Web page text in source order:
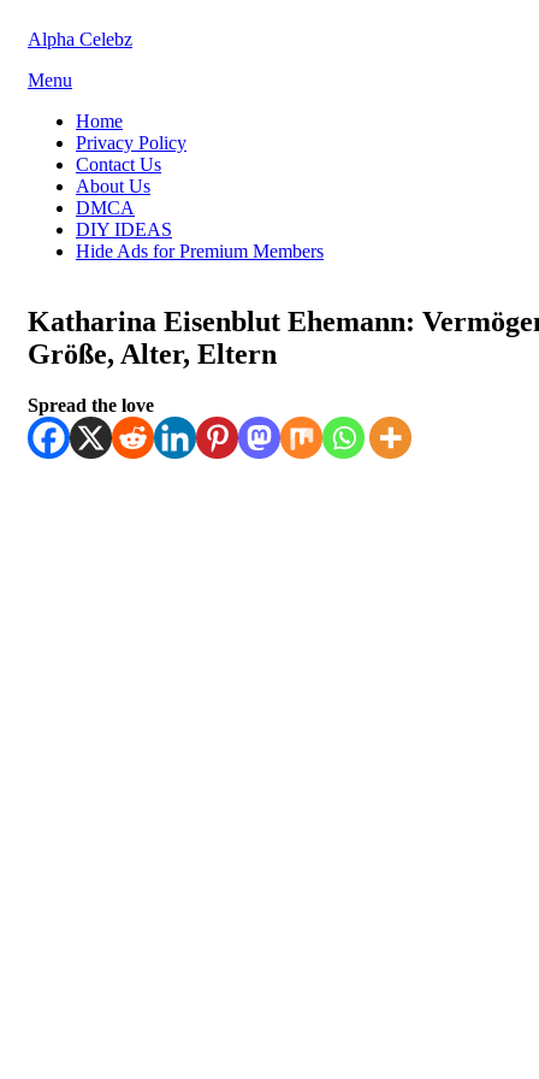
Alpha Celebz
Menu
Home
Privacy Policy
Contact Us
About Us
DMCA
DIY IDEAS
Hide Ads for Premium Members
Katharina Eisenblut Ehemann:
Größe, Alter, Eltern
byKornil
Posted
on
July 7, 2025
Spread the love